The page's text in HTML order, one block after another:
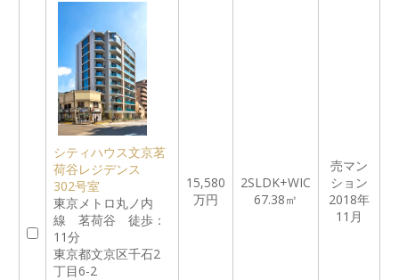
シティハウス文京茗
荷谷レジデンス
302号室
東京メトロ丸ノ内
線 茗荷谷 徒歩：
11分
東京都文京区千石2
丁目6-2
15,580
万円
2SLDK+WIC
67.38㎡
売マン
ション
2018年
11月